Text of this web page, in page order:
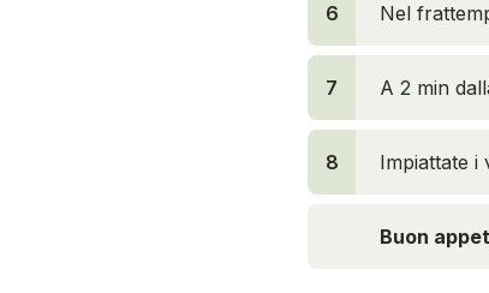
6 Nel
7 A 2 min
8 Impiattate i
Buon